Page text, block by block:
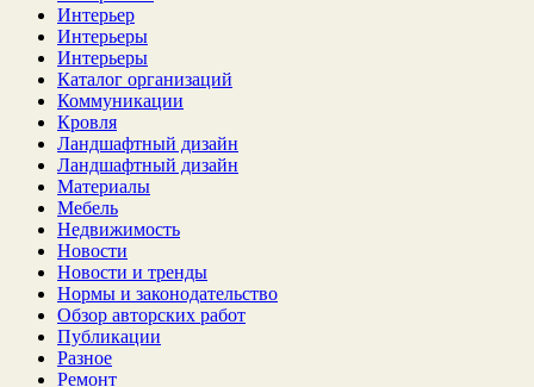
Интерьер
Интерьеры
Интерьеры
Каталог организаций
Коммуникации
Кровля
Ландшафтный дизайн
Ландшафтный дизайн
Материалы
Мебель
Недвижимость
Новости
Новости и тренды
Нормы и законодательство
Обзор авторских работ
Публикации
Разное
Ремонт